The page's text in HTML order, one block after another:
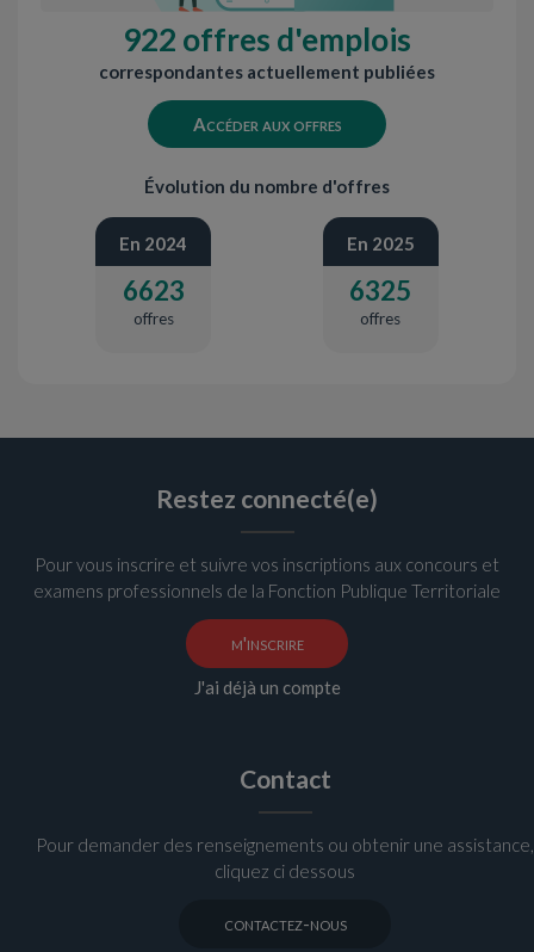
922 offres d'emplois
correspondantes actuellement publiées
Accéder aux offres
Évolution du nombre d'offres
En 2024
6623
offres
En 2025
6325
offres
Restez connecté(e)
Pour vous inscrire et suivre vos inscriptions aux concours et
examens professionnels de la Fonction Publique Territoriale
m'inscrire
J'ai déjà un compte
Contact
Pour demander des renseignements ou obtenir une assistance,
cliquez ci dessous
contactez-nous